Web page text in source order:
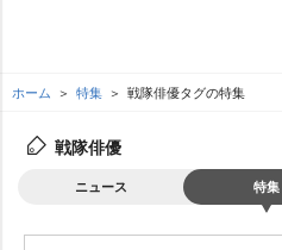
ホーム 特集 戦隊俳優タグの特集
戦隊俳優
ニュース 特集